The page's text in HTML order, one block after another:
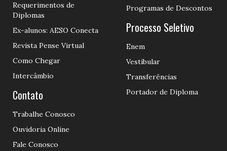
Requerimentos de
Diplomas
Ex-alunos: AESO Conecta
Revista Pense Virtual
Como Chegar
Intercâmbio
Contato
Trabalhe Conosco
Ouvidoria Online
Fale Conosco
Programas de Descontos
Processo Seletivo
Enem
Vestibular
Transferências
Portador de Diploma